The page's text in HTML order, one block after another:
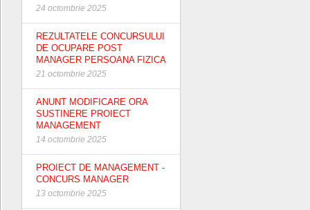
24 octombrie 2025
REZULTATELE CONCURSULUI
DE OCUPARE POST
MANAGER PERSOANA FIZICA
21 octombrie 2025
ANUNT MODIFICARE ORA
SUSTINERE PROIECT
MANAGEMENT
14 octombrie 2025
PROIECT DE MANAGEMENT -
CONCURS MANAGER
13 octombrie 2025